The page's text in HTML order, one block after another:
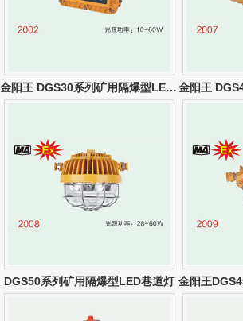
金阳王 DGS30系列矿用隔爆型LED巷道灯
DGS50系列矿用隔爆型LED巷道灯